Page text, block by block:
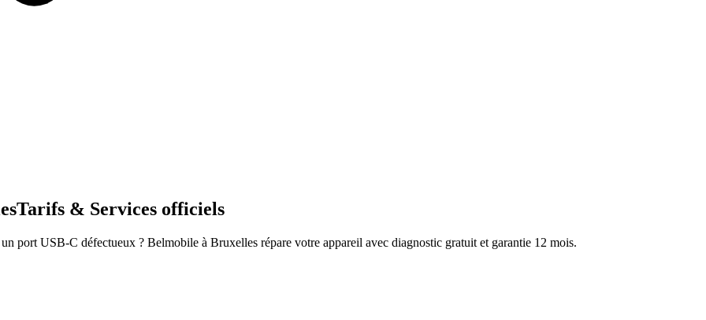
Tarifs & Services officiels
port USB-C défectueux ? Belmobile à Bruxelles répare votre appareil avec diagnostic gratuit et garantie 12 mois.